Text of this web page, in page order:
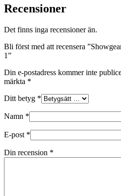
Recensioner
Det finns inga recensioner än.
Bli först med att recensera
1”
Din e-postadress kommer inte
märkta *
Ditt betyg *
Namn *
E-post *
Din recension *